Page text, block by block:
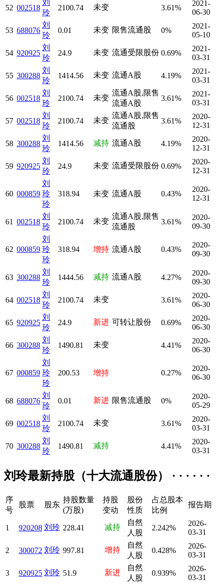
52 002518
刘
玲
2100.74 未变 3.61%
2021-
06-30
53 688076
刘
玲
0.01 未变 限售流通股 0%
2021-
05-10
54 920925
刘
玲
24.9 未变 流通受限股份 0.69%
2021-
03-31
55 300288
刘
玲
1414.56 未变 流通A股 4.19%
2021-
03-31
56 002518
刘
玲
2100.74 未变
流通A股,限售
流通A股
3.61%
2021-
03-31
57 002518
刘
玲
2100.74 未变
流通A股,限售
流通股
3.61%
2020-
12-31
58 300288
刘
玲
1414.56 减持 流通A股 4.19%
2020-
12-31
59 920925
刘
玲
24.9 未变 流通受限股份 0.69%
2020-
12-31
60 000859
刘
玲
玲
318.94 未变 流通A股 0.43%
2020-
12-31
61 002518
刘
玲
2100.74 未变
流通A股,限售
流通股
3.61%
2020-
09-30
62 000859
刘
玲
玲
318.94 增持 流通A股 0.43%
2020-
09-30
63 300288
刘
玲
1444.56 减持 流通A股 4.27%
2020-
09-30
64 002518
刘
玲
2100.74 未变 3.61%
2020-
06-30
65 920925
刘
玲
24.9 新进 可转让股份 0.69%
2020-
06-30
66 300288
刘
玲
1490.81 未变 4.41%
2020-
06-30
67 000859
刘
玲
玲
200.53 增持 0.27%
2020-
06-30
68 688076
刘
玲
0.01 新进 限售流通股 0%
2020-
05-29
69 002518
刘
玲
2100.74 未变 3.61%
2020-
03-31
70 300288
刘
玲
1490.81 减持 4.41%
2020-
03-31
刘玲最新持股（十大流通股份） · · · · · ·
序
号
股票 股东
持股数量
(万股)
持股
变动
股份
性质
占总股本
比例
报告期
1 920208 刘玲 228.41 减持
自然
人股
2.242%
2026-
03-31
2 300072 刘玲 997.81 增持
自然
人股
0.428%
2026-
03-31
3 920925 刘玲 51.9 新进
自然
人股
0.939%
2026-
03-31